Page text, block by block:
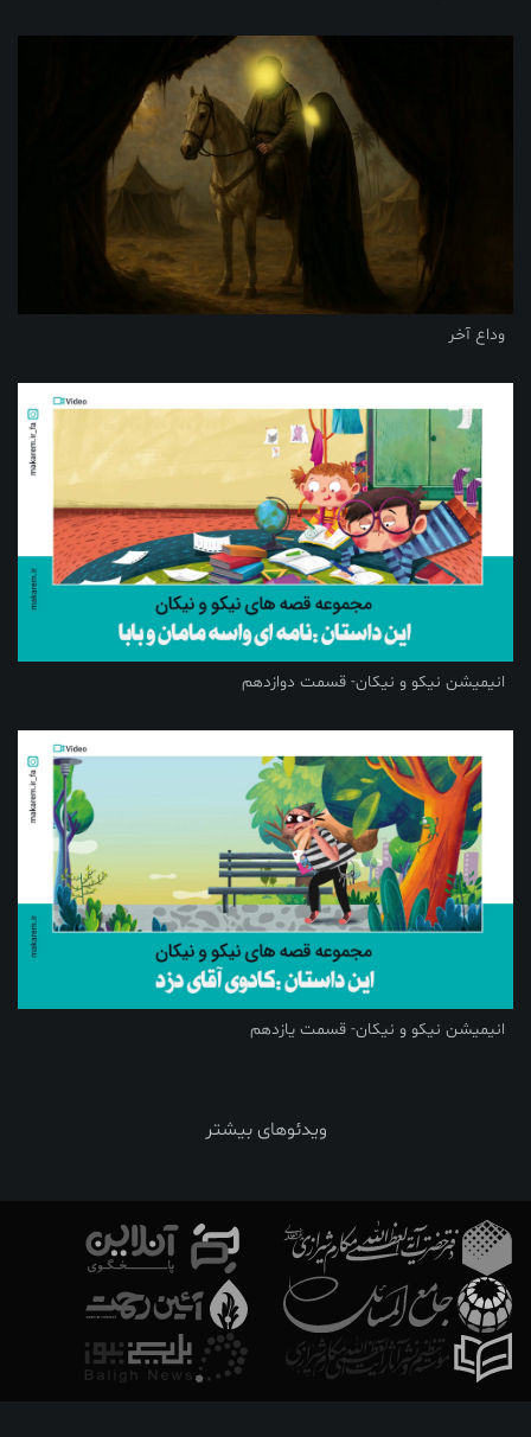
وداع آخر
انیمیشن نیکو و نیکان- قسمت دوازدهم
انیمیشن نیکو و نیکان- قسمت یازدهم
ویدئوهای بیشتر